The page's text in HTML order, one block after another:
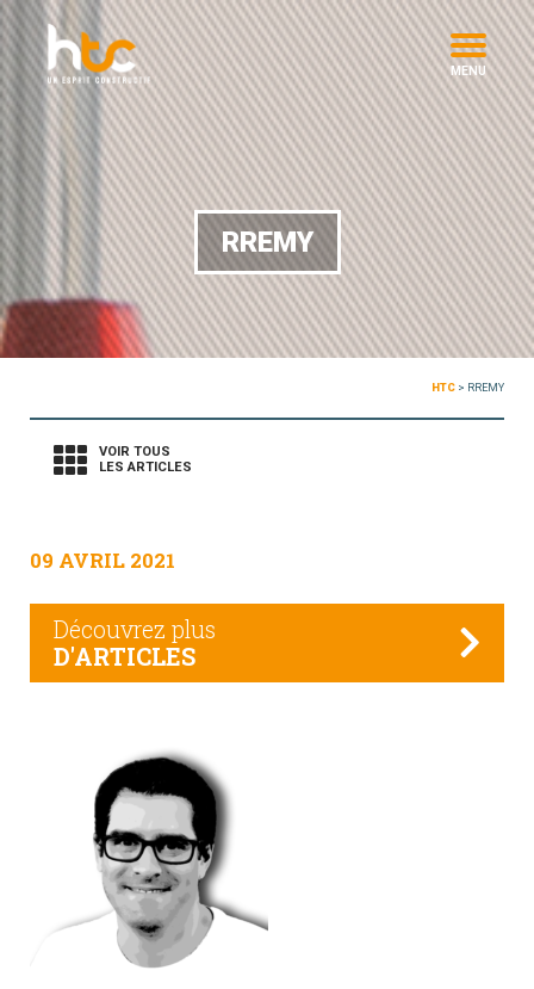
MENU
RREMY
HTC > RREMY
VOIR TOUS
LES ARTICLES
09 AVRIL 2021
Découvrez plus
D'ARTICLES